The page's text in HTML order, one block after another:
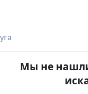
Мы не